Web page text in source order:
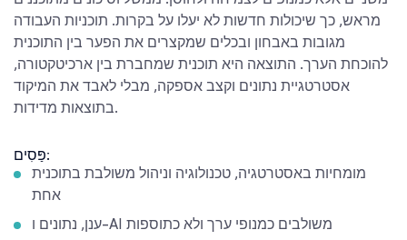
מראש, כך שיכולות חדשות לא יעלו על בקרות. תוכניות העבודה
מגובות באבחון ובכלים שמקצרים את הפער בין התוכנית
להוכחת הערך. התוצאה היא תוכנית שמחברת בין ארכיטקטורה,
אסטרטגיית נתונים וקצב אספקה, מבלי לאבד את המיקוד
בתוצאות מדידות.
פַּסִים:
מומחיות באסטרטגיה, טכנולוגיה וניהול משולבת בתוכנית
אחת
ענן, נתונים ו-AI משולבים כמנופי ערך ולא כתוספות